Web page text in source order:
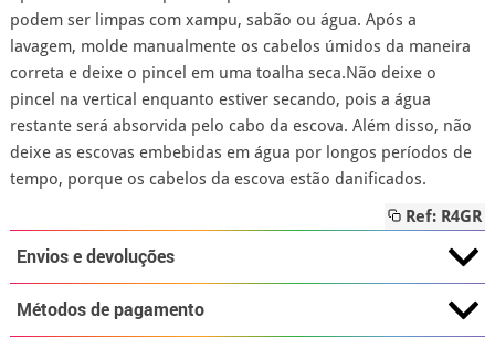
podem ser limpas com xampu, sabão ou água. Após a
lavagem, molde manualmente os cabelos úmidos da maneira
correta e deixe o pincel em uma toalha seca.Não deixe o
pincel na vertical enquanto estiver secando, pois a água
restante será absorvida pelo cabo da escova. Além disso, não
deixe as escovas embebidas em água por longos períodos de
tempo, porque os cabelos da escova estão danificados.
Ref: R4GR
Envios e devoluções
Métodos de pagamento